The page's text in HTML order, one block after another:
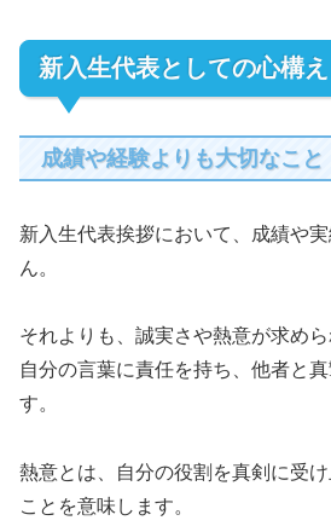
新入生代表としての心構え
成績や経験よりも大切なこと
新入生代表挨拶において、成績や
ん。
それよりも、誠実さや熱意が求めら
自分の言葉に責任を持ち、他者と
す。
熱意とは、自分の役割を真剣に受
ことを意味します。